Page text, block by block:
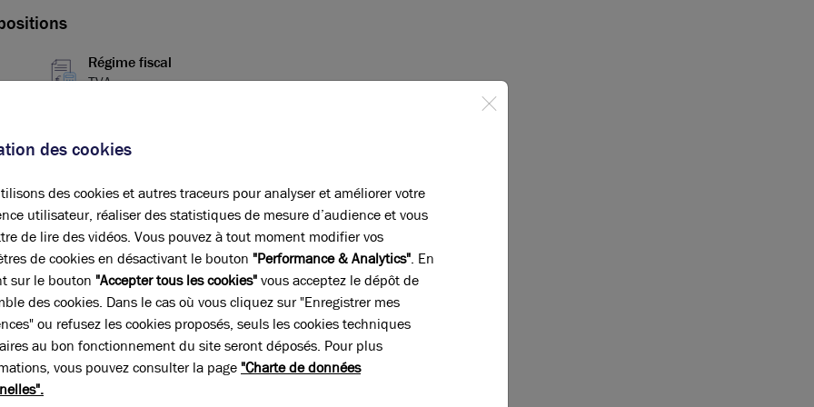
Régime fiscal
TVA
Locaux : entre 1 850 euros et 1 950
Parking : 4 000 euros HT / Unité
Surface(m²) Prix GlobalHT
82.75
des cookies
des cookies et autres traceurs pour analyser et améliorer votre
utilisateur, réaliser des statistiques de mesure d’audience et vous
de lire des vidéos. Vous pouvez à tout moment modifier vos
de cookies en désactivant le bouton "Performance & Analytics". En
sur le bouton "Accepter tous les cookies"vous acceptez le dépôt de
des cookies. Dans le cas où vous cliquez sur "Enregistrer mes
ou refusez les cookies proposés, seuls les cookies techniques
au bon fonctionnement du site seront déposés. Pour plus
vous pouvez consulter la page"Charte de données